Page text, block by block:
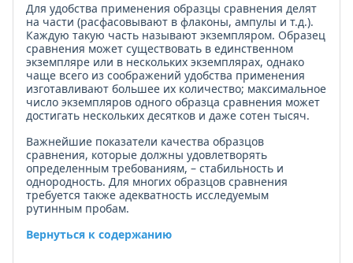
Для удобства применения образцы сравнения делят
на части (расфасовывают в флаконы, ампулы и т.д.).
Каждую такую часть называют экземпляром. Образец
сравнения может су­ществовать в единственном
экземпляре или в нескольких экземплярах, однако
чаще всего из соображений удобства применения
изготавливают большее их количество; макси­мальное
число экземпляров одного образца сравнения может
достигать нескольких десятков и даже сотен тысяч.
Важнейшие показатели качества образцов
сравнения, которые должны удовлетворять
определенным требованиям, – стабильность и
однородность. Для многих образцов сравнения
требуется также адекватность исследуемым
рутинным пробам.
Вернуться к содержанию